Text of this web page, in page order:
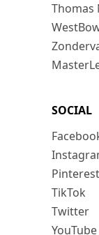
Thomas
SOCIAL
Pinterest
TikTok
Twitter
YouTube